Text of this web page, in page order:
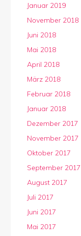
Januar 2019
November 2018
Juni 2018
Mai 2018
April 2018
März 2018
Februar 2018
Januar 2018
Dezember 2017
November 2017
Oktober 2017
September 2017
August 2017
Juli 2017
Juni 2017
Mai 2017